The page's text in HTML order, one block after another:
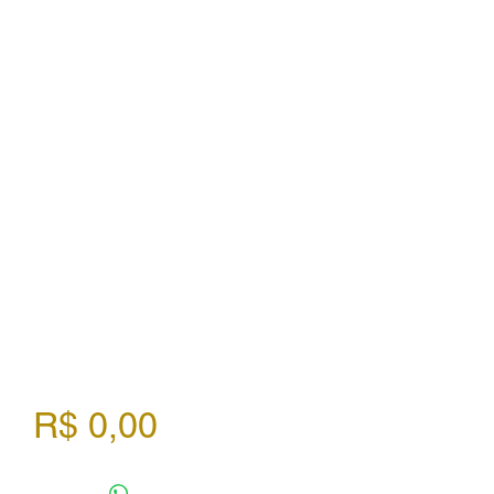
R$ 0,00